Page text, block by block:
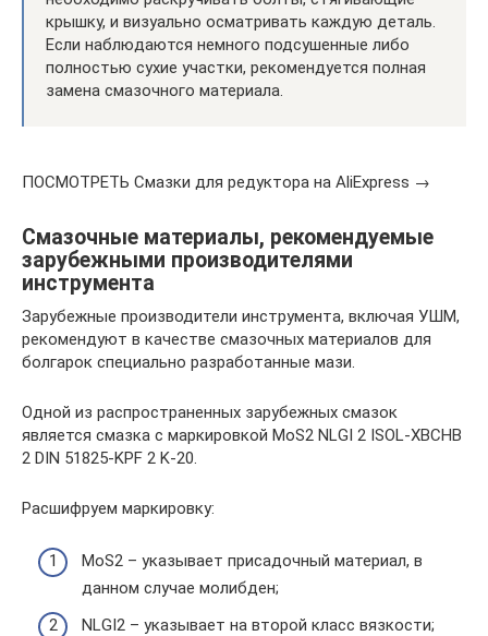
крышку, и визуально осматривать каждую деталь.
Если наблюдаются немного подсушенные либо
полностью сухие участки, рекомендуется полная
замена смазочного материала.
ПОСМОТРЕТЬ Смазки для редуктора на AliExpress →
Смазочные материалы, рекомендуемые
зарубежными производителями
инструмента
Зарубежные производители инструмента, включая УШМ,
рекомендуют в качестве смазочных материалов для
болгарок специально разработанные мази.
Одной из распространенных зарубежных смазок
является смазка с маркировкой MoS2 NLGI 2 ISOL-XBCHB
2 DIN 51825-KPF 2 K-20.
Расшифруем маркировку:
MoS2 – указывает присадочный материал, в
данном случае молибден;
NLGI2 – указывает на второй класс вязкости;